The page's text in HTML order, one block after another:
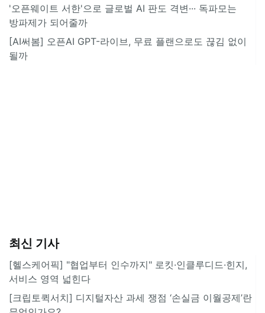
'오픈웨이트 서한'으로 글로벌 AI 판도 격변··· 독파모는
방파제가 되어줄까
[AI써봄] 오픈AI GPT-라이브, 무료 플랜으로도 끊김 없이
될까
최신 기사
[헬스케어픽] "협업부터 인수까지" 로킷·인클루디드·힌지,
서비스 영역 넓힌다
[크립토퀵서치] 디지털자산 과세 쟁점 ‘손실금 이월공제’란